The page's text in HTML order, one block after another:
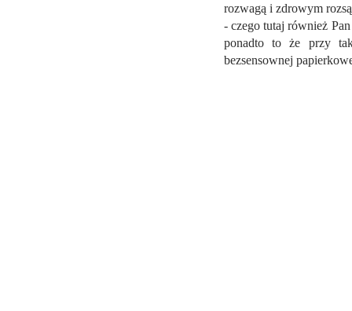
rozwagą i zdrowym
- czego tutaj również
ponadto to że przy
bezsensownej